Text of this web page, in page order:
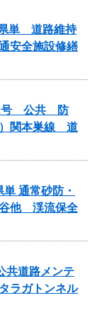
単 道路維持
安全施設修繕
2号 公共 防
）関本巣線 道
通常砂防・
他 渓流保全
共道路メンテ
ラガトンネル